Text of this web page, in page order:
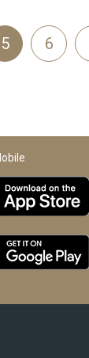
5 6